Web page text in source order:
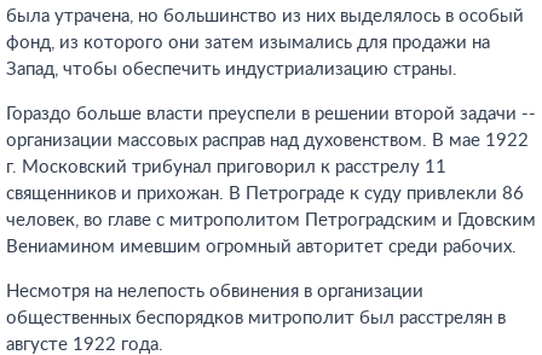
была утрачена, но большинство из них выделялось в особый
фонд, из которого они затем изымались для продажи на
Запад, чтобы обеспечить индустриализацию страны.
Гораздо больше власти преуспели в решении второй задачи --
организации массовых расправ над духовенством. В мае 1922
г. Московский трибунал приговорил к расстрелу 11
священников и прихожан. В Петрограде к суду привлекли 86
человек, во главе с митрополитом Петроградским и Гдовским
Вениамином имевшим огромный авторитет среди рабочих.
Несмотря на нелепость обвинения в организации
общественных беспорядков митрополит был расстрелян в
августе 1922 года.